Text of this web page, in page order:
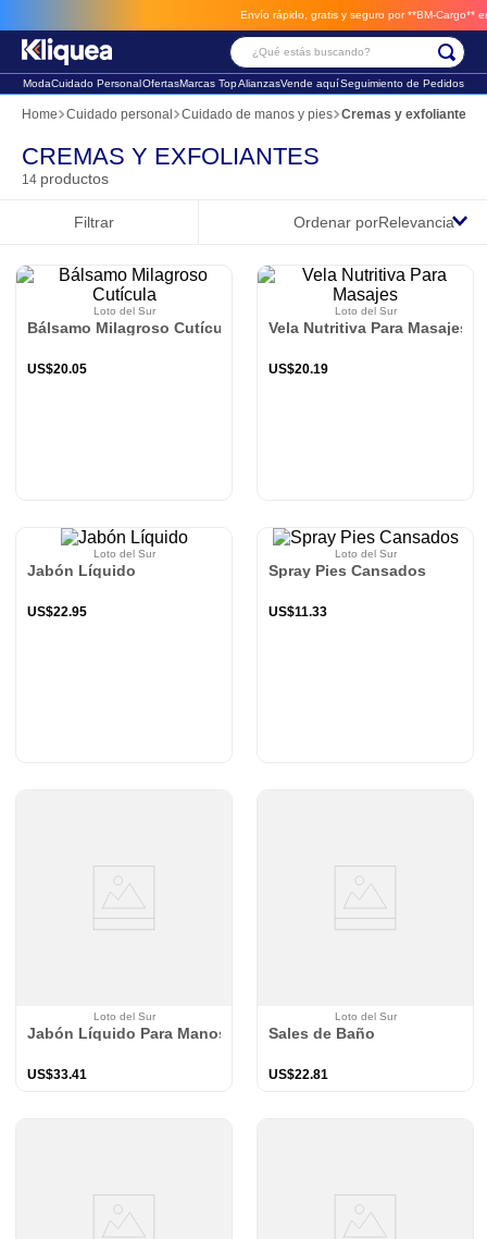
Envío rápido, gratis y seguro por **BM-Cargo** envios a través de BM-Cargo
¿Qué estás buscando?
ModaCuidado PersonalOfertasMarcas TopAlianzasVende aquíSeguimiento de Pedidos
Cuidado personal Cuidado de manos y pies Cremas y exfoliantes
CREMAS Y EXFOLIANTES
14 productos
Filtrar Ordenar porRelevancia
Loto del Sur
Bálsamo Milagroso Cutícula
US$20.05
Loto del Sur
Vela Nutritiva Para Masajes
US$20.19
Loto del Sur
Jabón Líquido
US$22.95
Loto del Sur
Spray Pies Cansados
US$11.33
Loto del Sur
Jabón Líquido Para Manos
US$33.41
Loto del Sur
Sales de Baño
US$22.81
Términos Más Buscados
1. chaleco
2. sandalia
futbol